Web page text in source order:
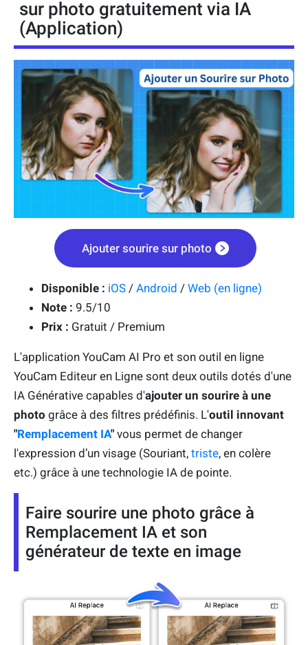
sur photo gratuitement via IA
(Application)
Ajouter sourire sur photo
Disponible : iOS / Android / Web (en ligne)
Note : 9.5/10
Prix : Gratuit / Premium
L'application YouCam AI Pro et son outil en ligne
YouCam Editeur en Ligne sont deux outils dotés d'une
IA Générative capables d'ajouter un sourire à une
photo grâce à des filtres prédéfinis. L'outil innovant
"Remplacement IA" vous permet de changer
l'expression d’un visage (Souriant, triste, en colère
etc.) grâce à une technologie IA de pointe.
Faire sourire une photo grâce à
Remplacement IA et son
générateur de texte en image